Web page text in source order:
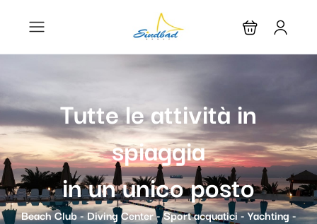
Tutte le attività in
spiaggia
in un unico posto
Beach Club - Diving Center - Sport acquatici - Yachting -